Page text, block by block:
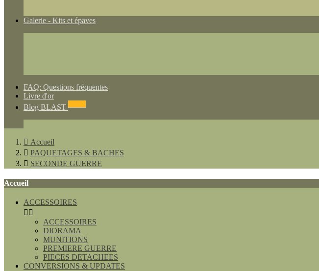
Galerie - Kits et épaves
FAQ: Questions fréquentes
Livre d'or
Blog BLAST
 Accueil
 PAQUETAGES & BACHES
 SECONDE GUERRE
Accueil
ACCESSOIRES
 
ACCESSOIRES
DIORAMA
MUNITIONS
PREMIERE GUERRE
PIECES DETACHEES
CONVERSIONS & UPDATES